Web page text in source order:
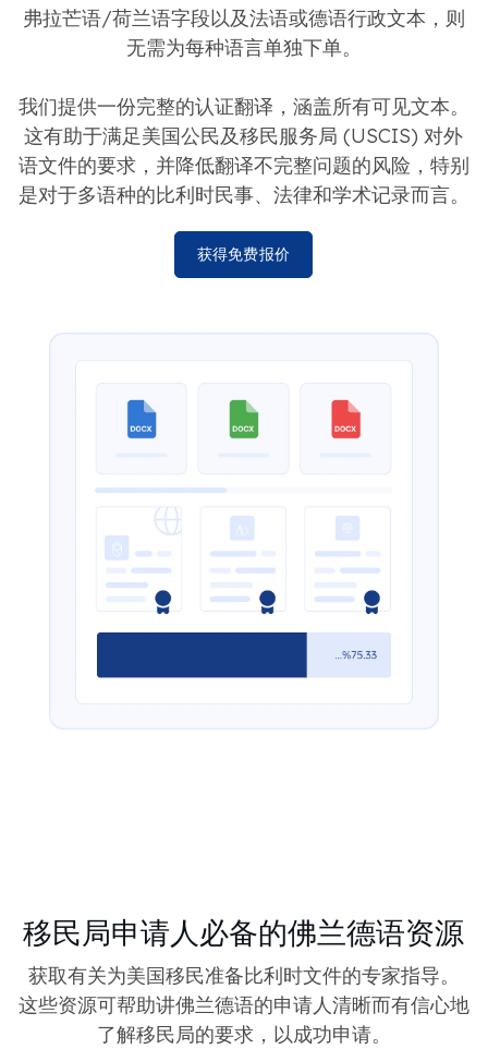
弗拉芒语/荷兰语字段以及法语或德语行政文本，则
无需为每种语言单独下单。
我们提供一份完整的认证翻译，涵盖所有可见文本。
这有助于满足美国公民及移民服务局 (USCIS) 对外
语文件的要求，并降低翻译不完整问题的风险，特别
是对于多语种的比利时民事、法律和学术记录而言。
获得免费报价
移民局申请人必备的佛兰德语资源
获取有关为美国移民准备比利时文件的专家指导。
这些资源可帮助讲佛兰德语的申请人清晰而有信心地
了解移民局的要求，以成功申请。